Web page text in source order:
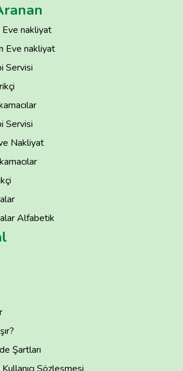
nakliyat
Eve nakliyat
Servisi
Servisi
Nakliyat
Alfabetik
Şartları